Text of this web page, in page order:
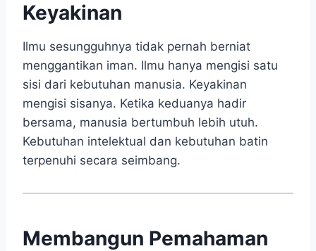
Keyakinan
Ilmu sesungguhnya tidak pernah berniat
menggantikan iman. Ilmu hanya mengisi satu
sisi dari kebutuhan manusia. Keyakinan
mengisi sisanya. Ketika keduanya hadir
bersama, manusia bertumbuh lebih utuh.
Kebutuhan intelektual dan kebutuhan batin
terpenuhi secara seimbang.
Membangun Pemahaman